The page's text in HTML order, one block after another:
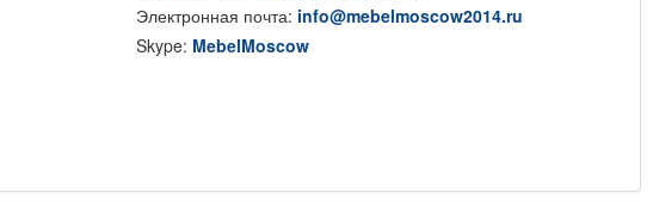
Электронная почта: info@mebelmoscow2014.ru
Skype: MebelMoscow